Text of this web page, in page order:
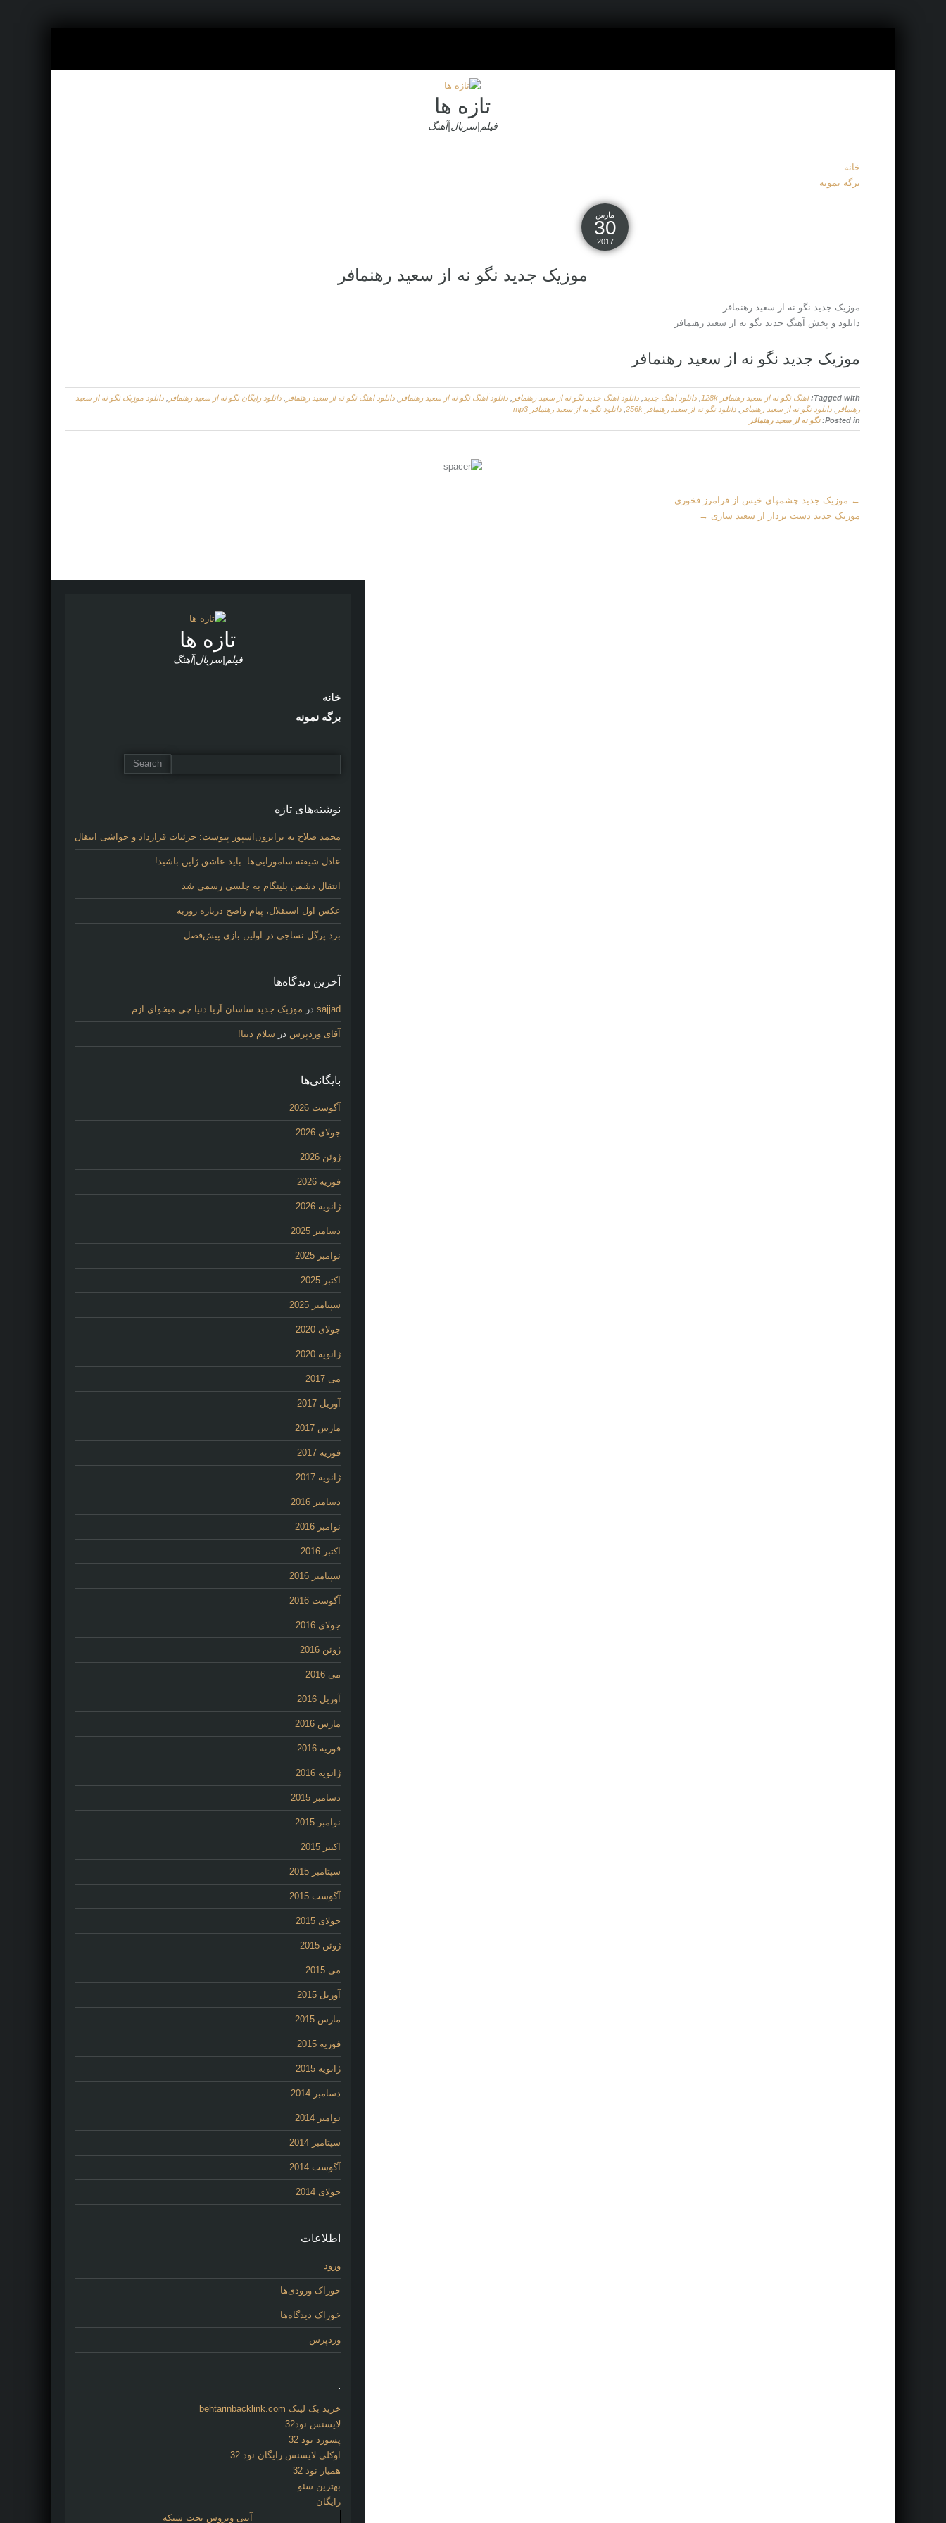
تازه ها
فیلم|سریال|آهنگ
خانه
برگه نمونه
مارس
30
2017
موزیک جدید نگو نه از سعید رهنمافر
موزیک جدید نگو نه از سعید رهنمافر
دانلود و پخش آهنگ جدید نگو نه از سعید رهنمافر
موزیک جدید نگو نه از سعید رهنمافر
Tagged with: اهنگ نگو نه از سعید رهنمافر 128k دانلود آهنگ جدید دانلود آهنگ جدید نگو نه از سعید رهنمافر دانلود آهنگ نگو نه از سعید رهنمافر دانلود اهنگ نگو نه از سعید رهنمافر دانلود رایگان نگو نه از سعید رهنمافر
دانلود موزیک نگو نه از سعید
رهنمافر
دانلود نگو نه از سعید رهنمافر دانلود نگو نه از سعید رهنمافر 256k
دانلود نگو نه از سعید رهنمافر mp3
Posted in: نگو نه از سعید رهنمافر
More
Articles
← موزیک جدید چشمهای خیس از فرامرز فخوری
موزیک جدید دست بردار از سعید ساری →
تازه ها
فیلم|سریال|آهنگ
خانه
برگه نمونه
نوشته‌های تازه
محمد صلاح به ترابزون‌اسپور پیوست: جزئیات قرارداد و حواشی انتقال
عادل شیفته سامورایی‌ها: باید عاشق ژاپن باشید!
انتقال دشمن بلینگام به چلسی رسمی شد
عکس اول استقلال، پیام واضح درباره روزبه
برد پرگل نساجی در اولین بازی پیش‌فصل
آخرین دیدگاه‌ها
sajjad در موزیک جدید ساسان آریا دنیا چی میخوای ازم
آقای وردپرس در سلام دنیا!
بایگانی‌ها
آگوست 2026
جولای 2026
ژوئن 2026
فوریه 2026
ژانویه 2026
دسامبر 2025
نوامبر 2025
اکتبر 2025
سپتامبر 2025
جولای 2020
ژانویه 2020
می 2017
آوریل 2017
مارس 2017
فوریه 2017
ژانویه 2017
دسامبر 2016
نوامبر 2016
اکتبر 2016
سپتامبر 2016
آگوست 2016
جولای 2016
ژوئن 2016
می 2016
آوریل 2016
مارس 2016
فوریه 2016
ژانویه 2016
دسامبر 2015
نوامبر 2015
اکتبر 2015
سپتامبر 2015
آگوست 2015
جولای 2015
ژوئن 2015
می 2015
آوریل 2015
مارس 2015
فوریه 2015
ژانویه 2015
دسامبر 2014
نوامبر 2014
سپتامبر 2014
آگوست 2014
جولای 2014
اطلاعات
ورود
خوراک ورودی‌ها
خوراک دیدگاه‌ها
وردپرس
.
خرید بک لینک behtarinbacklink.com
لایسنس نود32
پسورد نود 32
اوکلی لایسنس رایگان نود 32
همیار نود 32
بهترین سئو
رایگان
آنتی ویروس تحت شبکه